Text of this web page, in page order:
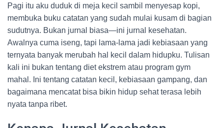
Pagi itu aku duduk di meja kecil sambil menyesap kopi,
membuka buku catatan yang sudah mulai kusam di bagian
sudutnya. Bukan jurnal biasa—ini jurnal kesehatan.
Awalnya cuma iseng, tapi lama-lama jadi kebiasaan yang
ternyata banyak merubah hal kecil dalam hidupku. Tulisan
kali ini bukan tentang diet ekstrem atau program gym
mahal. Ini tentang catatan kecil, kebiasaan gampang, dan
bagaimana mencatat bisa bikin hidup sehat terasa lebih
nyata tanpa ribet.